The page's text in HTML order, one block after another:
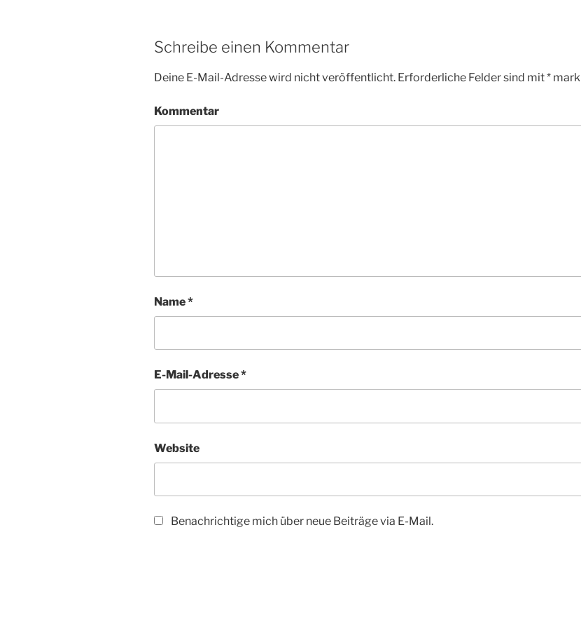
Schreibe einen Kommentar
Deine E-Mail-Adresse wird nicht veröffentlicht. Erforderliche Felder sind mit*
Kommentar
Name*
E-Mail-Adresse*
Website
Benachrichtige mich über neue Beiträge via E-Mail.